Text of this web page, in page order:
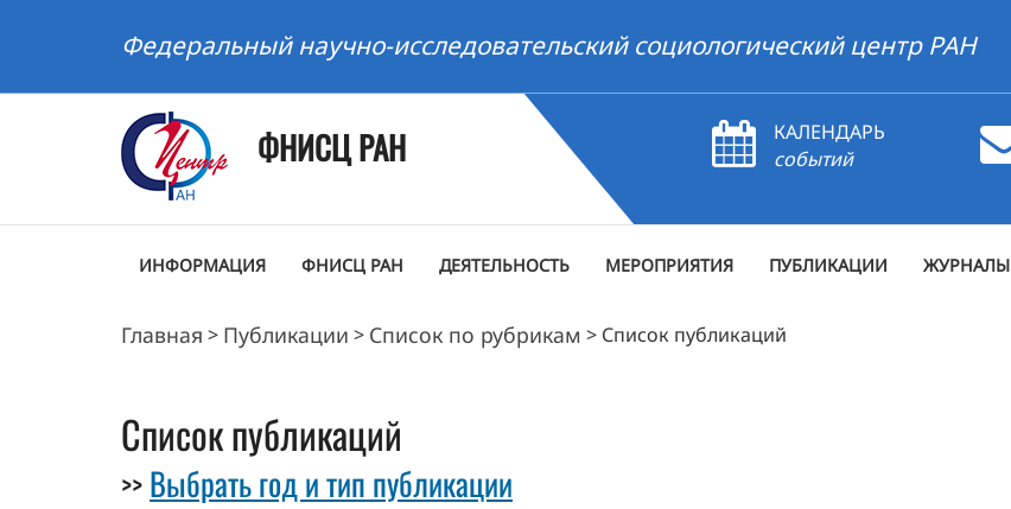
Федеральный научно-исследовательский социологический центр РАН
ФНИСЦ РАН
КАЛЕНДАРЬ
событий
ИНФОРМАЦИЯ ФНИСЦ РАН ДЕЯТЕЛЬНОСТЬ МЕРОПРИЯТИЯ ПУБЛИКАЦИИ ЖУРНАЛЫ
Главная > Публикации > Список по рубрикам > Список публикаций
Список публикаций
>>Выбрать год и тип публикации